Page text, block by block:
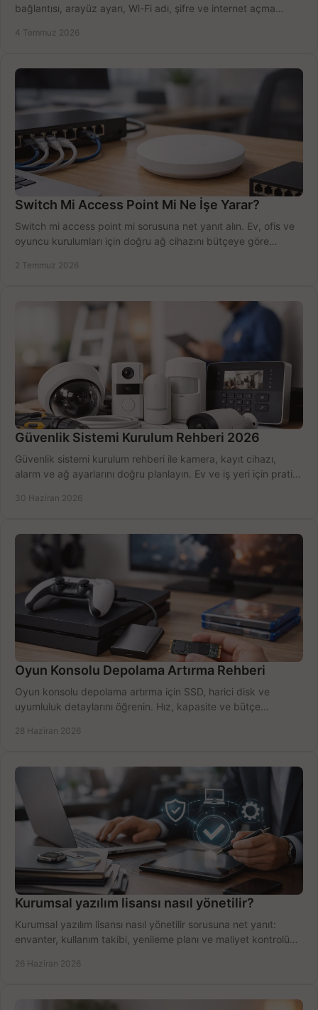
bağlantısı, arayüz ayarı, Wi-Fi adı, şifre ve internet açma
4 Temmuz 2026
Switch Mi Access Point Mi Ne İşe Yarar?
Switch mi access point mi sorusuna net yanıt alın. Ev, ofis ve
oyuncu kurulumları için doğru ağ cihazını bütçeye göre
2 Temmuz 2026
Güvenlik Sistemi Kurulum Rehberi 2026
Güvenlik sistemi kurulum rehberi ile kamera, kayıt cihazı,
alarm ve ağ ayarlarını doğru planlayın. Ev ve iş yeri için pratik
30 Haziran 2026
Oyun Konsolu Depolama Artırma Rehberi
Oyun konsolu depolama artırma için SSD, harici disk ve
uyumluluk detaylarını öğrenin. Hız, kapasite ve bütçe
28 Haziran 2026
Kurumsal yazılım lisansı nasıl yönetilir?
Kurumsal yazılım lisansı nasıl yönetilir sorusuna net yanıt:
envanter, kullanım takibi, yenileme planı ve maliyet kontrolü
26 Haziran 2026